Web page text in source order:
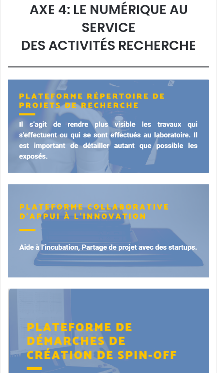
AXE 4: LE NUMÉRIQUE AU
SERVICE
DES ACTIVITÉS RECHERCHE